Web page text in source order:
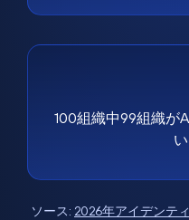
100組織中99組織が
ソース: 2026年アイデンテ